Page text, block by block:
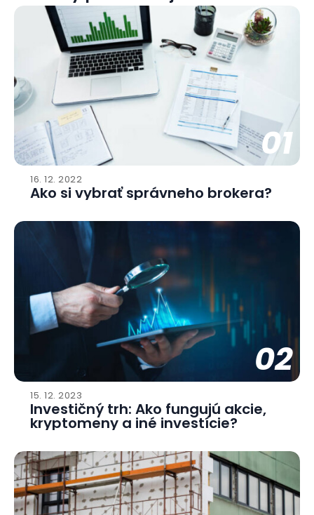
01
16. 12. 2022
Ako si vybrať správneho brokera?
02
15. 12. 2023
Investičný trh: Ako fungujú akcie,
kryptomeny a iné investície?